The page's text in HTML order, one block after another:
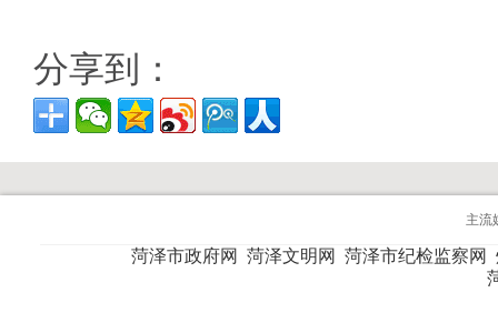
分享到：
主流
菏泽市政府网 菏泽文明网 菏泽市纪检监察网